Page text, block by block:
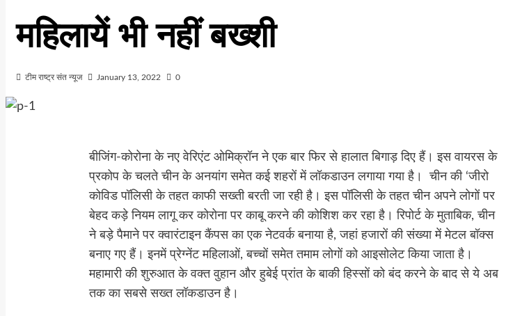
महिलायें भी नहीं बख्शी
टीम राष्ट्र संत न्यूज January 13, 2022 0
बीजिंग-कोरोना के नए वेरिएंट ओमिक्रॉन ने एक बार फिर से हालात बिगाड़ दिए हैं। इस वायरस के
प्रकोप के चलते चीन के अनयांग समेत कई शहरों में लॉकडाउन लगाया गया है। चीन की ‘जीरो
कोविड पॉलिसी के तहत काफी सख्ती बरती जा रही है। इस पॉलिसी के तहत चीन अपने लोगों पर
बेहद कड़े नियम लागू कर कोरोना पर काबू करने की कोशिश कर रहा है। रिपोर्ट के मुताबिक, चीन
ने बड़े पैमाने पर क्वारंटाइन कैंपस का एक नेटवर्क बनाया है, जहां हजारों की संख्या में मेटल बॉक्स
बनाए गए हैं। इनमें प्रेग्नेंट महिलाओं, बच्चों समेत तमाम लोगों को आइसोलेट किया जाता है।
महामारी की शुरुआत के वक्त वुहान और हुबेई प्रांत के बाकी हिस्सों को बंद करने के बाद से ये अब
तक का सबसे सख्त लॉकडाउन है।